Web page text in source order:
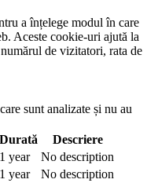
a înțelege modul în care
Aceste cookie-uri ajută la
de vizitatori, rata de
sunt analizate și nu au
Durată
Descriere
1 year
No description
1 year
No description